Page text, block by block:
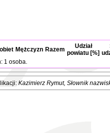
Mężczyzn Razem
Udział
powiatu [%]
1 osoba.
Kazimierz Rymut, Słownik